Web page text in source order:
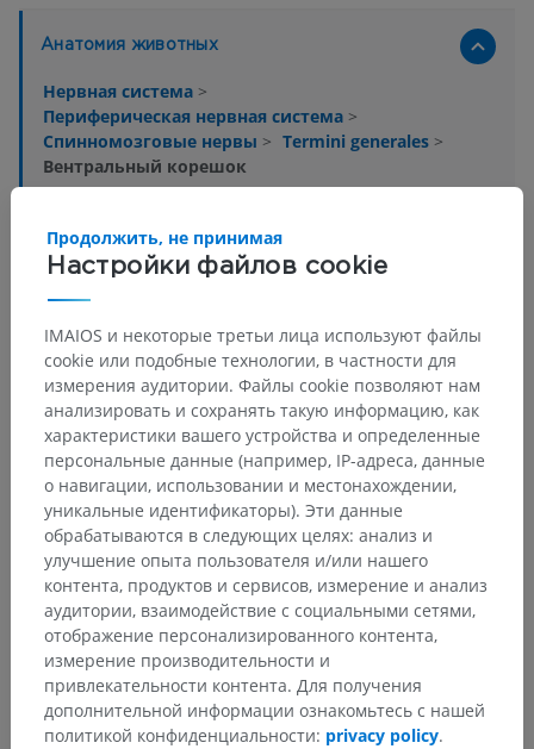
Анатомия животных
Нервная система >
Периферическая нервная система >
Спинномозговые нервы > Termini generales >
Вентральный корешок
относящихся к этой части тела
Сравнительная анатомия человека
Переводы
Заметили ошибку?
Не стесняйтесь предложить поправку, свою версию
перевода или решение по улучшению контента.
Сообщить об ошибке
Настройки файлов cookie
Продолжить, не принимая
IMAIOS и некоторые третьи лица используют файлы
cookie или подобные технологии, в частности для
измерения аудитории. Файлы cookie позволяют нам
анализировать и сохранять такую информацию, как
характеристики вашего устройства и определенные
персональные данные (например, IP-адреса, данные
о навигации, использовании и местонахождении,
уникальные идентификаторы). Эти данные
обрабатываются в следующих целях: анализ и
улучшение опыта пользователя и/или нашего
контента, продуктов и сервисов, измерение и анализ
аудитории, взаимодействие с социальными сетями,
отображение персонализированного контента,
измерение производительности и
привлекательности контента. Для получения
дополнительной информации ознакомьтесь с нашей
политикой конфиденциальности: privacy policy.